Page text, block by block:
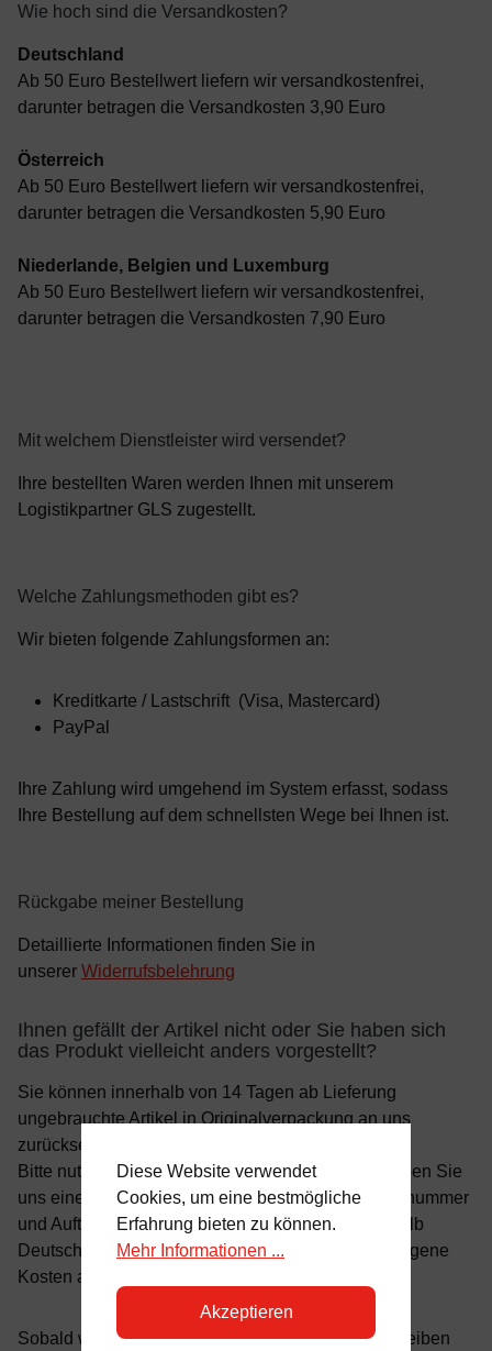
Wie hoch sind die Versandkosten?
Deutschland
Ab 50 Euro Bestellwert liefern wir versandkostenfrei,
darunter betragen die Versandkosten 3,90 Euro
Österreich
Ab 50 Euro Bestellwert liefern wir versandkostenfrei,
darunter betragen die Versandkosten 5,90 Euro
Niederlande, Belgien und Luxemburg
Ab 50 Euro Bestellwert liefern wir versandkostenfrei,
darunter betragen die Versandkosten 7,90 Euro
Mit welchem Dienstleister wird versendet?
Ihre bestellten Waren werden Ihnen mit unserem
Logistikpartner GLS zugestellt.
Welche Zahlungsmethoden gibt es?
Wir bieten folgende Zahlungsformen an:
Kreditkarte / Lastschrift (Visa, Mastercard)
PayPal
Ihre Zahlung wird umgehend im System erfasst, sodass
Ihre Bestellung auf dem schnellsten Wege bei Ihnen ist.
Rückgabe meiner Bestellung
Detaillierte Informationen finden Sie in
unserer Widerrufsbelehrung
Ihnen gefällt der Artikel nicht oder Sie haben sich
das Produkt vielleicht anders vorgestellt?
Sie können innerhalb von 14 Tagen ab Lieferung
ungebrauchte Artikel in Originalverpackung an uns
zurücksenden.
Bitte nutzen Sie unserKontaktformularund schreiben Sie
uns eine kurze Nachricht mit Ihrem Namen, Artikelnummer
und Auftragsnummer.Bei Rücksendungen innerhalb
Deutschlands senden Sie uns bitte die Ware auf eigene
Kosten an unsere Retourenadresse zu.
Sobald wir die Rücksendung erhalten haben, schreiben
Diese Website verwendet
Cookies, um eine bestmögliche
Erfahrung bieten zu können.
Mehr Informationen ...
Akzeptieren